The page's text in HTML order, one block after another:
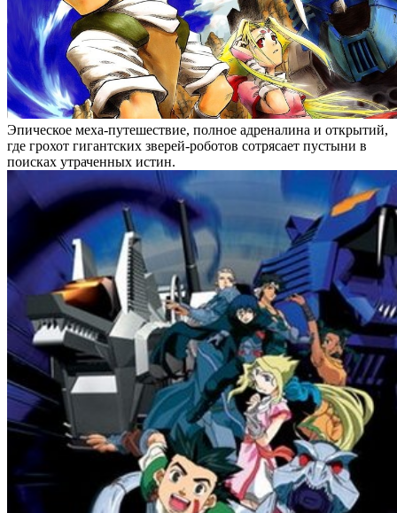
Эпическое меха-путешествие, полное адреналина и открытий,
где грохот гигантских зверей-роботов сотрясает пустыни в
поисках утраченных истин.